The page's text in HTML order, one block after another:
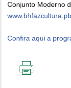
Conjunto Moderno
Confira aqui a